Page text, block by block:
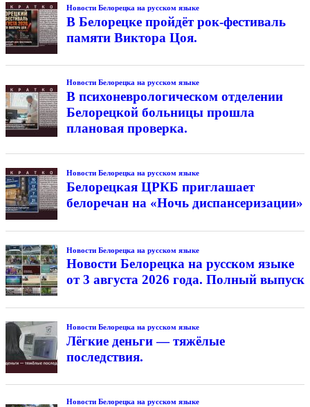
Новости Белорецка на русском языке
В Белорецке пройдёт рок-фестиваль
памяти Виктора Цоя.
Новости Белорецка на русском языке
В психоневрологическом отделении
Белорецкой больницы прошла
плановая проверка.
Новости Белорецка на русском языке
Белорецкая ЦРКБ приглашает
белоречан на «Ночь диспансеризации»
Новости Белорецка на русском языке
Новости Белорецка на русском языке
от 3 августа 2026 года. Полный выпуск
Новости Белорецка на русском языке
Лёгкие деньги — тяжёлые
последствия.
Новости Белорецка на русском языке